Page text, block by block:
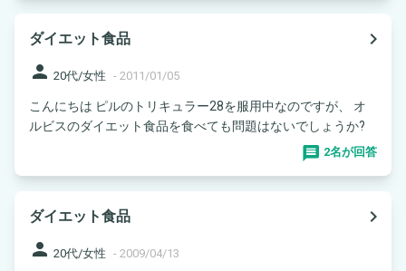
ダイエット食品
navigate_next
person 20代/女性 - 2011/01/05
こんにちは ピルのトリキュラー28を服用中なのですが、 オ
ルビスのダイエット食品を食べても問題はないでしょうか?
2名が回答
ダイエット食品
navigate_next
person 20代/女性 - 2009/04/13